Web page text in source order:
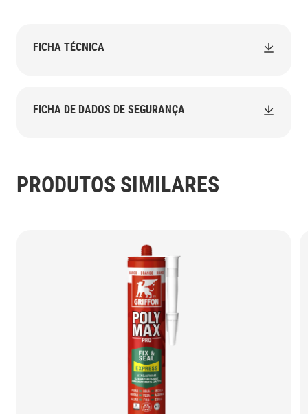
FICHA TÉCNICA
FICHA DE DADOS DE SEGURANÇA
PRODUTOS SIMILARES